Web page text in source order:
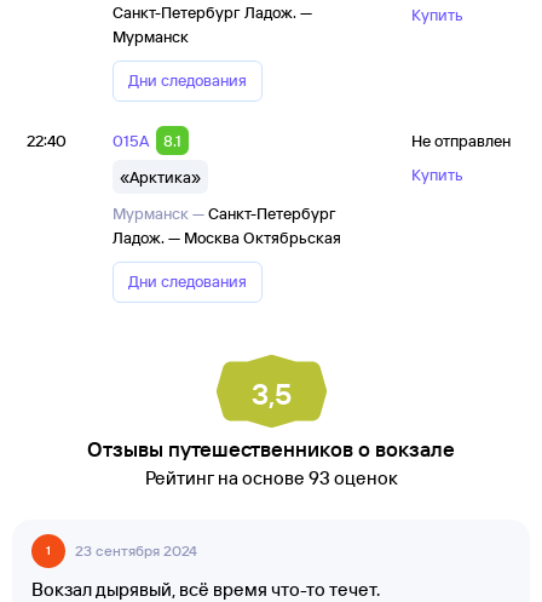
Санкт-Петербург Ладож. —
Мурманск
Дни следования
Купить
22:40 015А
8.1
«Арктика»
Мурманск —Санкт-Петербург
Ладож. — Москва Октябрьская
Дни следования
Не отправлен
Купить
3,5
Отзывы путешественников о вокзале
Рейтинг на основе 93 оценок
1 23 сентября 2024
Вокзал дырявый, всё время что-то течет.